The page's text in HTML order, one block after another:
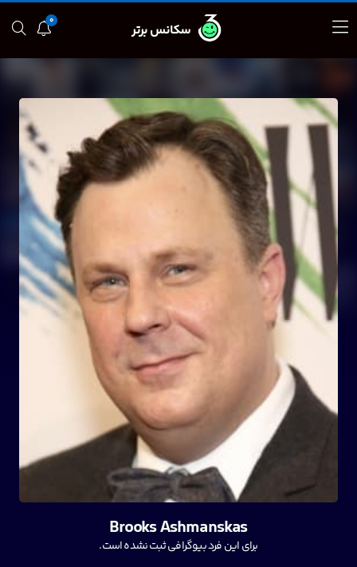
0
سکانس برتر
Brooks Ashmanskas
برای این فرد بیوگرافی ثبت نشده است.